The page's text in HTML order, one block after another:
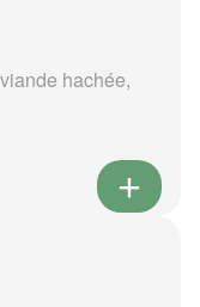
hachée,